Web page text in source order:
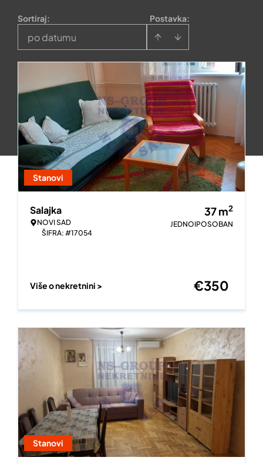
Postavka:
Sortiraj:
po datumu
Stanovi
Salajka
NOVI SAD
ŠIFRA: #17054
37m2
JEDNOIPOSOBAN
Više o nekretnini > €350
Stanovi